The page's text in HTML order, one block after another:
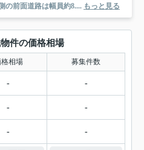
の前面道路は幅員約8.... もっと見る
件の価格相場
相場 募集件数
- -
- -
- -